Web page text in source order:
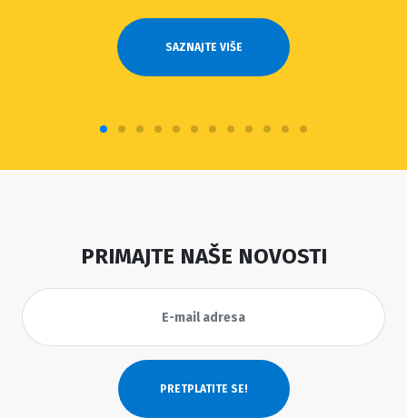
SAZNAJTE VIŠE
PRIMAJTE NAŠE NOVOSTI